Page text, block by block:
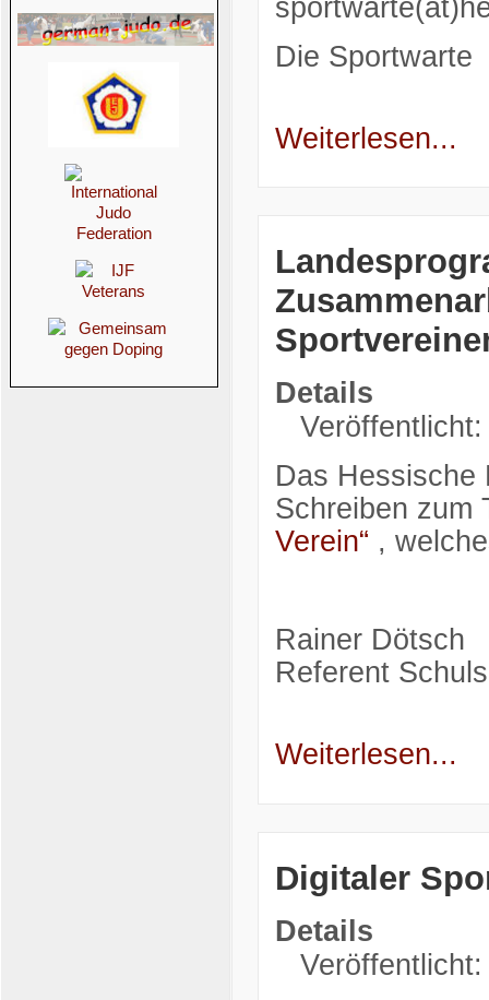
Die Sportwarte
Weiterlesen...
Details
Das Hessische
Schreiben zum
Verein“ ,
Rainer Dötsch
Referent
Weiterlesen...
Digitaler
Details